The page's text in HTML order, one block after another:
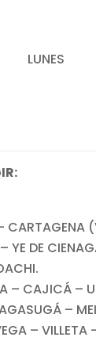
LUNES
CARTAGENA
YE DE
– CAJICÁ –
–
–